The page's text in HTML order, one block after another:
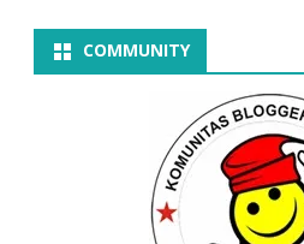
COMMUNITY